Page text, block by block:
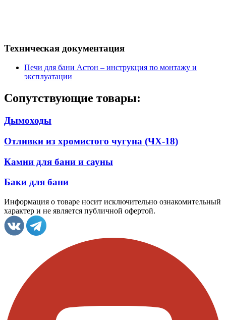
Техническая документация
Печи для бани Астон – инструкция по монтажу и
эксплуатации
Сопутствующие товары:
Дымоходы
Отливки из хромистого чугуна (ЧХ-18)
Камни для бани и сауны
Баки для бани
Информация о товаре носит исключительно ознакомительный
характер и не является публичной офертой.